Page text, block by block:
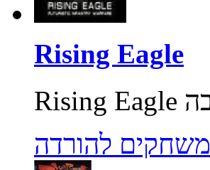
Rising Eagle
משחקים להורדה